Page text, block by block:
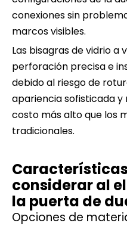
conexiones sin
marcos visibles.
Las bisagras de vidrio a
perforación precisa e
debido al riesgo de
apariencia sofisticada
costo más alto que los
tradicionales.
considerar al
la puerta de
Opciones de